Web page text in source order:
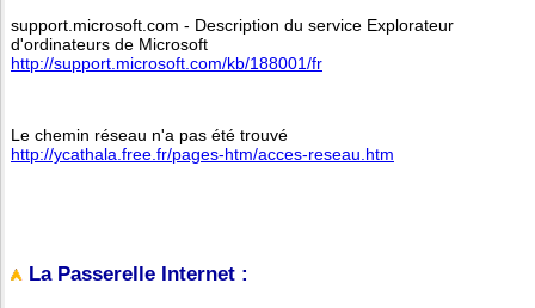
support.microsoft.com - Description du service Explorateur
d'ordinateurs de Microsoft
http://support.microsoft.com/kb/188001/fr
Le chemin réseau n'a pas été trouvé
http://ycathala.free.fr/pages-htm/acces-reseau.htm
La Passerelle Internet :